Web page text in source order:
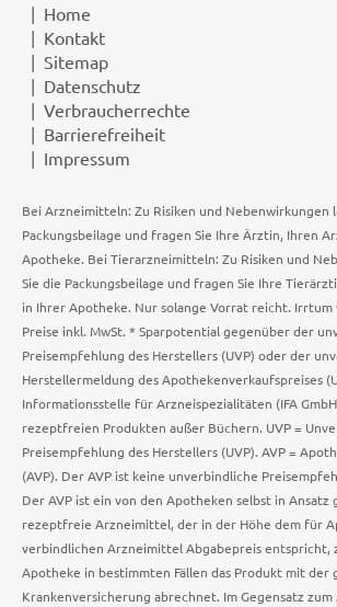
Home
Kontakt
Sitemap
Datenschutz
Verbraucherrechte
Barrierefreiheit
Impressum
Bei Arzneimitteln: Zu Risiken und Nebenwirkungen
Packungsbeilage und fragen Sie Ihre Ärztin, Ihren
Apotheke. Bei Tierarzneimitteln: Zu Risiken und
Sie die Packungsbeilage und fragen Sie Ihre
in Ihrer Apotheke. Nur solange Vorrat reicht. Irrtum
Preise inkl. MwSt. * Sparpotential gegenüber der
Preisempfehlung des Herstellers (UVP) oder der
Herstellermeldung des Apothekenverkaufspreises
Informationsstelle für Arzneispezialitäten (IFA
rezeptfreien Produkten außer Büchern. UVP =
Preisempfehlung des Herstellers (UVP). AVP =
(AVP). Der AVP ist keine unverbindliche
Der AVP ist ein von den Apotheken selbst in
rezeptfreie Arzneimittel, der in der Höhe dem für
verbindlichen Arzneimittel Abgabepreis entspricht,
Apotheke in bestimmten Fällen das Produkt mit der
Krankenversicherung abrechnet. Im Gegensatz zum